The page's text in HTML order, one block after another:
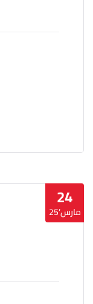
24
مارس’25